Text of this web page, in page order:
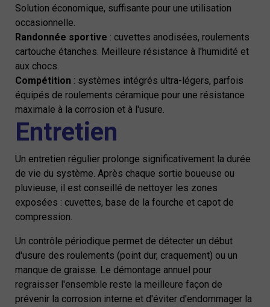
Solution économique, suffisante pour une utilisation
occasionnelle.
Randonnée sportive : cuvettes anodisées, roulements
cartouche étanches. Meilleure résistance à l'humidité et
aux chocs.
Compétition : systèmes intégrés ultra-légers, parfois
équipés de roulements céramique pour une résistance
maximale à la corrosion et à l'usure.
Entretien
Un entretien régulier prolonge significativement la durée
de vie du système. Après chaque sortie boueuse ou
pluvieuse, il est conseillé de nettoyer les zones
exposées : cuvettes, base de la fourche et capot de
compression.
Un contrôle périodique permet de détecter un début
d'usure des roulements (point dur, craquement) ou un
manque de graisse. Le démontage annuel pour
regraisser l'ensemble reste la meilleure façon de
prévenir la corrosion interne et d'éviter d'endommager la